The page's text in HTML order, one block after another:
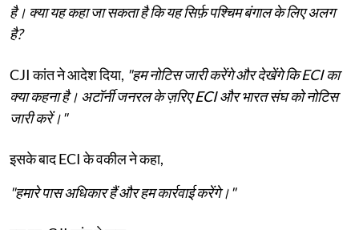
है। क्या यह कहा जा सकता है कि यह सिर्फ़ पश्चिम बंगाल के लिए अलग
है?
CJI कांत ने आदेश दिया, "हम नोटिस जारी करेंगे और देखेंगे कि ECI का
क्या कहना है। अटॉर्नी जनरल के ज़रिए ECI और भारत संघ को नोटिस
जारी करें।"
इसके बाद ECI के वकील ने कहा,
"हमारे पास अधिकार हैं और हम कार्रवाई करेंगे।"